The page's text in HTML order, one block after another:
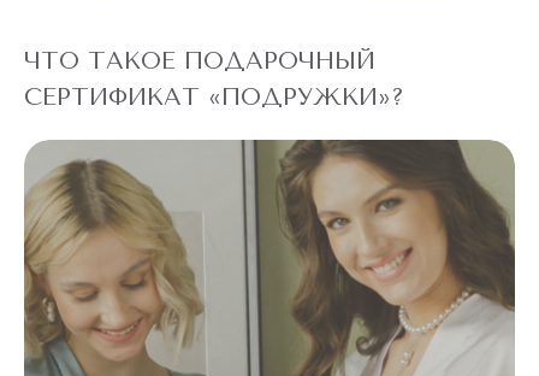
ЧТО ТАКОЕ ПОДАРОЧНЫЙ
СЕРТИФИКАТ «ПОДРУЖКИ»?